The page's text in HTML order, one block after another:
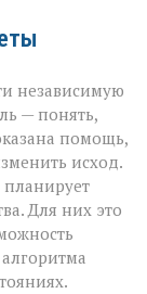
независимую
— понять,
помощь,
исход.
Для них это